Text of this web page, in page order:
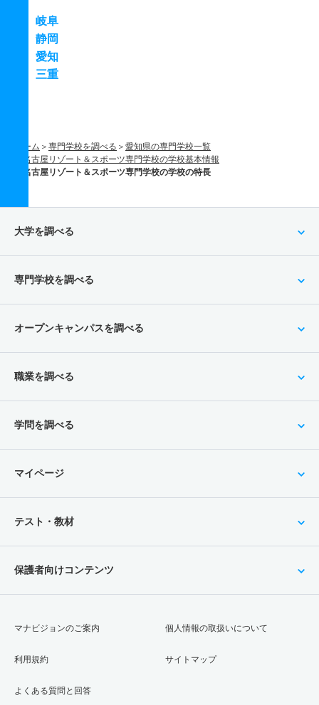
岐阜
静岡
愛知
三重
ホーム 専門学校を調べる
愛知県の専門学校一覧
名古屋リゾート＆スポーツ専門学校の学校基本情報
名古屋リゾート＆スポーツ専門学校の学校の特長
大学を調べる
専門学校を調べる
オープンキャンパスを調べる
職業を調べる
学問を調べる
マイページ
テスト・教材
保護者向けコンテンツ
マナビジョンのご案内
利用規約
よくある質問と回答
個人情報の取扱いについて
サイトマップ